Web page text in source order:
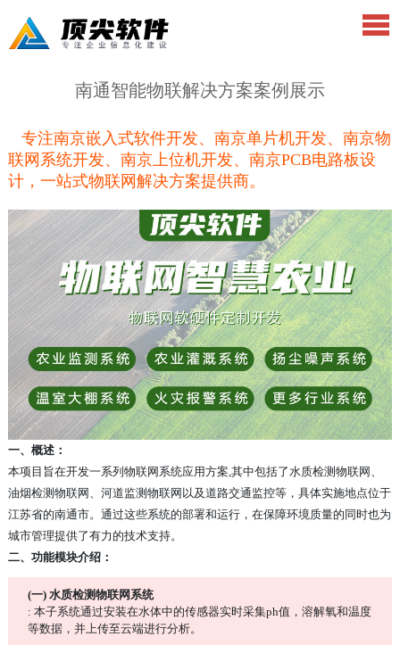
南通智能物联解决方案案例展示
专注南京嵌入式软件开发、南京单片机开发、南京物
联网系统开发、南京上位机开发、南京PCB电路板设
计，一站式物联网解决方案提供商。
一、概述：
本项目旨在开发一系列物联网系统应用方案,其中包括了水质检测物联网、
油烟检测物联网、河道监测物联网以及道路交通监控等，具体实施地点位于
江苏省的南通市。通过这些系统的部署和运行，在保障环境质量的同时也为
城市管理提供了有力的技术支持。
二、功能模块介绍：
(一) 水质检测物联网系统
: 本子系统通过安装在水体中的传感器实时采集ph值，溶解氧和温度
等数据，并上传至云端进行分析。